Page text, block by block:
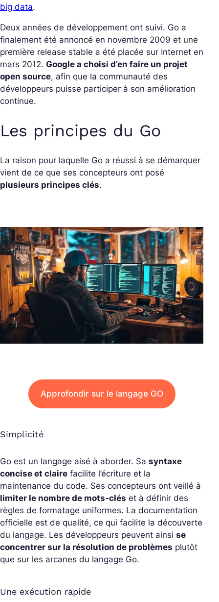
big data.
Deux années de développement ont suivi. Go a
finalement été annoncé en novembre 2009 et une
première release stable a été placée sur Internet en
mars 2012. Google a choisi d’en faire un projet
open source, afin que la communauté des
développeurs puisse participer à son amélioration
continue.
Les principes du Go
La raison pour laquelle Go a réussi à se démarquer
vient de ce que ses concepteurs ont posé
plusieurs principes clés.
Approfondir sur le langage GO
Simplicité
Go est un langage aisé à aborder. Sa syntaxe
concise et claire facilite l’écriture et la
maintenance du code. Ses concepteurs ont veillé à
limiter le nombre de mots-clés et à définir des
règles de formatage uniformes. La documentation
officielle est de qualité, ce qui facilite la découverte
du langage. Les développeurs peuvent ainsi se
concentrer sur la résolution de problèmes plutôt
que sur les arcanes du langage Go.
Une exécution rapide